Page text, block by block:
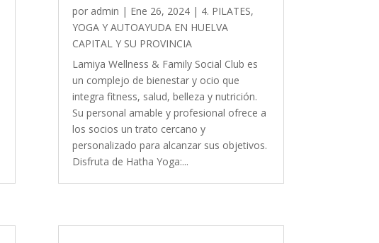
por admin | Ene 26, 2024| 4. PILATES,
YOGA Y AUTOAYUDA EN HUELVA
CAPITAL Y SU PROVINCIA
Lamiya Wellness & Family Social Club es
un complejo de bienestar y ocio que
integra fitness, salud, belleza y nutrición.
Su personal amable y profesional ofrece a
los socios un trato cercano y
personalizado para alcanzar sus objetivos.
Disfruta de Hatha Yoga:...